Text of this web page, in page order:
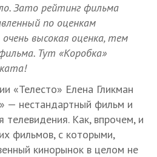
Зато рейтинг фильма
по оценкам
высокая оценка, тем
Тут «Коробка»
«Телесто» Елена Гликман
— нестандартный фильм и
телевидения. Как, впрочем, и
фильмов, с которыми,
кинорынок в целом не